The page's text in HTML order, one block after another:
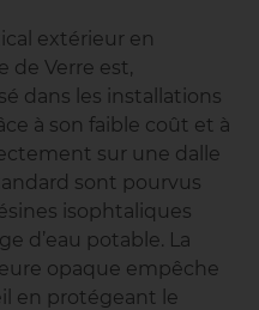
extérieur en
de Verre est,
dans les installations
à son faible coût et à
sur une dalle
sont pourvus
isophtaliques
d’eau potable. La
opaque empêche
en protégeant le